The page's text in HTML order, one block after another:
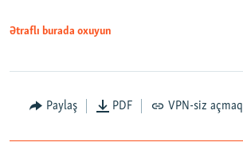
Ətraflı burada oxuyun
Paylaş PDF VPN-siz açmaq